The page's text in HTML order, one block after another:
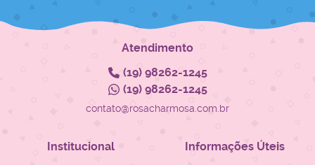
Atendimento
(19)98262-1245
(19)98262-1245
contato@rosacharmosa.com.br
Institucional Informações Úteis